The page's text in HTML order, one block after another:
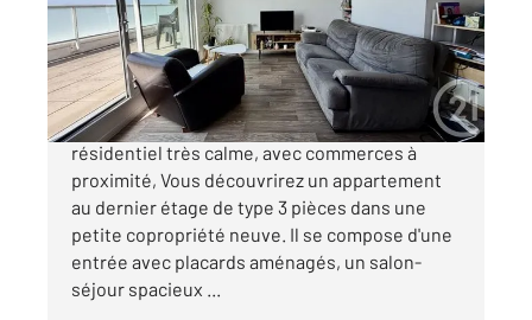
Appartement T3 à vendre
232 000 €
Vannes - Kerbiquette. Dans un environnement
résidentiel très calme, avec commerces à
proximité, Vous découvrirez un appartement
au dernier étage de type 3 pièces dans une
petite copropriété neuve. Il se compose d'une
entrée avec placards aménagés, un salon-
séjour spacieux ...